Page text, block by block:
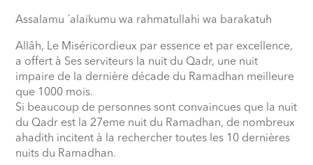
Assalamu ´alaikumu wa rahmatullahi wa barakatuh
Allâh, Le Miséricordieux par essence et par excellence,
a offert à Ses serviteurs la nuit du Qadr, une nuit
impaire de la dernière décade du Ramadhan meilleure
que 1000 mois.
Si beaucoup de personnes sont convaincues que la nuit
du Qadr est la 27eme nuit du Ramadhan, de nombreux
ahadith incitent à la rechercher toutes les 10 dernières
nuits du Ramadhan.